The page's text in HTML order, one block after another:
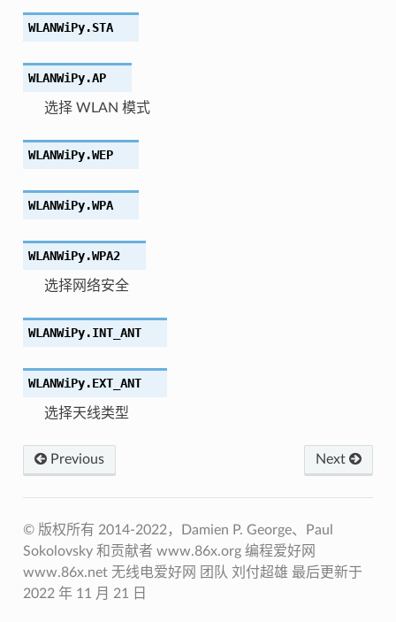
WLANWiPy.STA
WLANWiPy.AP
选择 WLAN 模式
WLANWiPy.WEP
WLANWiPy.WPA
WLANWiPy.WPA2
选择网络安全
WLANWiPy.INT_ANT
WLANWiPy.EXT_ANT
选择天线类型
Next
Previous
© 版权所有 2014-2022，D​​amien P. George、Paul
Sokolovsky 和贡献者 www.86x.org 编程爱好网
www.86x.net 无线电爱好网 团队 刘付超雄 最后更新于
2022 年 11 月 21 日